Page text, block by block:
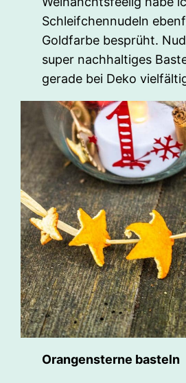
Schleifchennudeln
Goldfarbe besprüht.
super nachhaltiges
gerade bei Deko
Orangensterne basteln